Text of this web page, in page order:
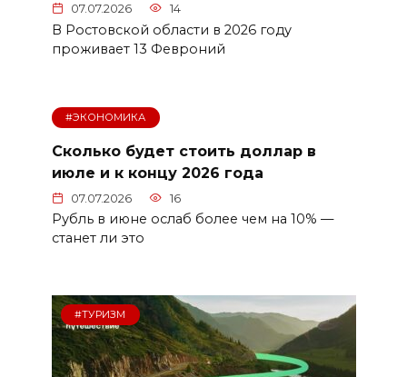
07.07.2026 14
В Ростовской области в 2026 году
проживает 13 Февроний
#ЭКОНОМИКА
Сколько будет стоить доллар в
июле и к концу 2026 года
07.07.2026 16
Рубль в июне ослаб более чем на 10% —
станет ли это
#ТУРИЗМ